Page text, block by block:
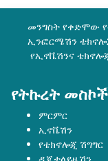
መንግስት የቀድሞው
ኢንፎርሜሽን
የኢኖቬሽንና
የትኩረት መስኮች
ምርምር
ኢኖቬሽን
የቴክኖሎጂ ሽግግር